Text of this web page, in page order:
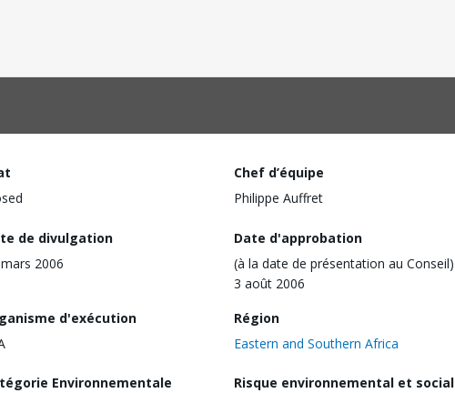
Chef d’équipe
Philippe Auffret
de divulgation
2006
Date d'approbation
(à la date de présentation au Conseil)
3 août 2006
d'exécution
Région
Eastern and Southern Africa
Environnementale
Risque environnemental et social